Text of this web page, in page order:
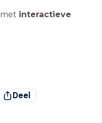
met interactieve
Deel